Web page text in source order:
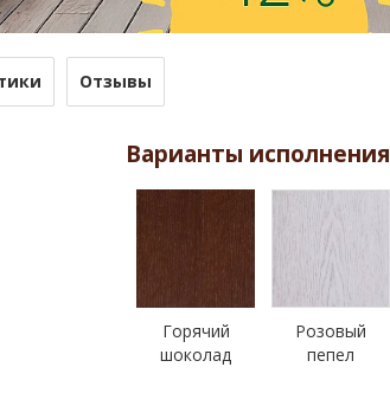
Отзывы
Варианты исполнения
Горячий
шоколад
Розовый
пепел